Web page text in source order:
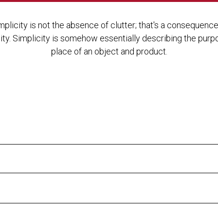
is not the absence of clutter; that's a
Simplicity is somehow essentially describing the
place of an object and product.